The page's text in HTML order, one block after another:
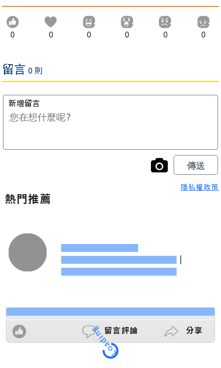
0 0 0 0 0 0
隱私權政策
熱門推薦
|
留言評論 分享
Loading